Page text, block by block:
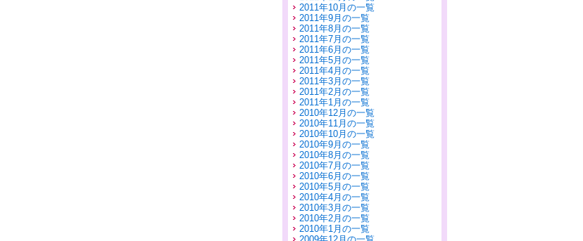
2011年10月の一覧
2011年9月の一覧
2011年8月の一覧
2011年7月の一覧
2011年6月の一覧
2011年5月の一覧
2011年4月の一覧
2011年3月の一覧
2011年2月の一覧
2011年1月の一覧
2010年12月の一覧
2010年11月の一覧
2010年10月の一覧
2010年9月の一覧
2010年8月の一覧
2010年7月の一覧
2010年6月の一覧
2010年5月の一覧
2010年4月の一覧
2010年3月の一覧
2010年2月の一覧
2010年1月の一覧